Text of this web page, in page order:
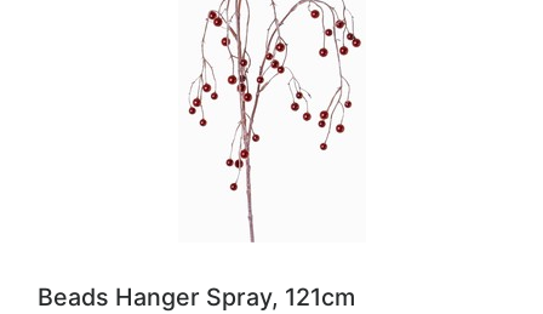
Beads Hanger Spray, 121cm